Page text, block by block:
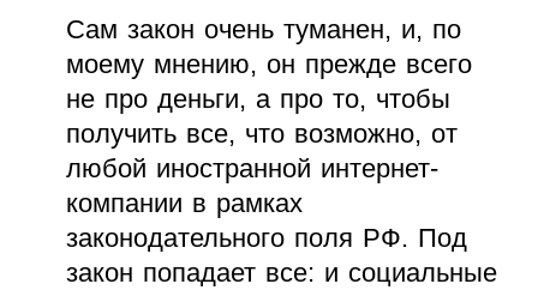
Cам закон очень туманен, и, по
моему мнению, он прежде всего
не про деньги, а про то, чтобы
получить все, что возможно, от
любой иностранной интернет-
компании в рамках
законодательного поля РФ. Под
закон попадает все: и социальные